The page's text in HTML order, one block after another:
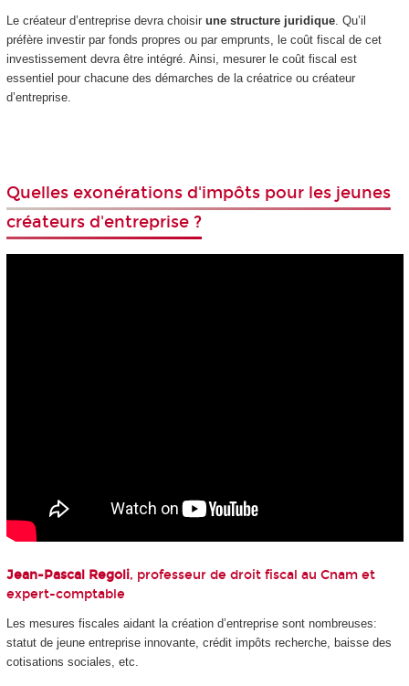
Le créateur d’entreprise devra choisir une structure juridique. Qu’il
préfère investir par fonds propres ou par emprunts, le coût fiscal de cet
investissement devra être intégré. Ainsi, mesurer le coût fiscal est
essentiel pour chacune des démarches de la créatrice ou créateur
d’entreprise.
Quelles exonérations d'impôts pour les jeunes
créateurs d'entreprise ?
Jean-Pascal Regoli, professeur de droit fiscal au Cnam et
expert-comptable
Les mesures fiscales aidant la création d’entreprise sont nombreuses:
statut de jeune entreprise innovante, crédit impôts recherche, baisse des
cotisations sociales, etc.